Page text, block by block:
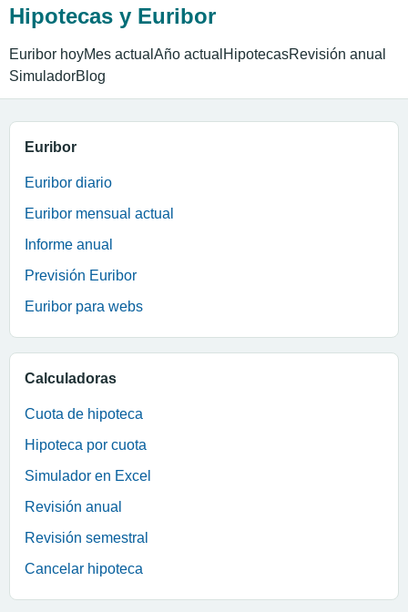
Hipotecas y Euribor
Euribor hoyMes actual Año actual HipotecasRevisión anual
SimuladorBlog
Euribor
Euribor diario
Euribor mensual actual
Informe anual
Previsión Euribor
Euribor para webs
Calculadoras
Cuota de hipoteca
Hipoteca por cuota
Simulador en Excel
Revisión anual
Revisión semestral
Cancelar hipoteca